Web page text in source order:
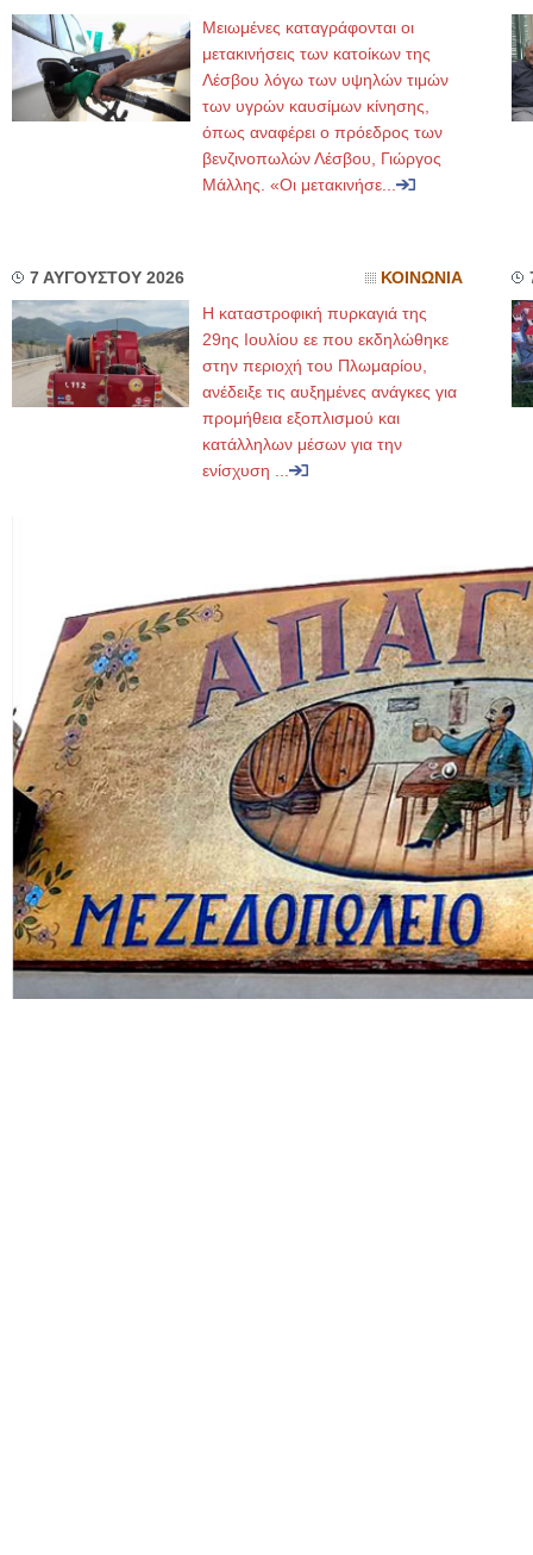
Μειωμένες καταγράφονται οι
μετακινήσεις των κατοίκων της
Λέσβου λόγω των υψηλών τιμών
των υγρών καυσίμων κίνησης,
όπως αναφέρει ο πρόεδρος των
βενζινοπωλών Λέσβου, Γιώργος
Μάλλης. «Οι μετακινήσε...
7 ΑΥΓΟΥΣΤΟΥ 2026 ΚΟΙΝΩΝΙΑ
Η καταστροφική πυρκαγιά της
29ης Ιουλίου εε που εκδηλώθηκε
στην περιοχή του Πλωμαρίου,
ανέδειξε τις αυξημένες ανάγκες για
προμήθεια εξοπλισμού και
κατάλληλων μέσων για την
ενίσχυση ...